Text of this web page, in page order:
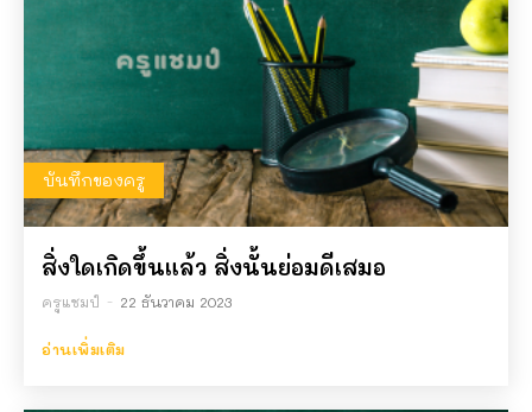
บันทึกของครู
สิ่งใดเกิดขึ้นแล้ว สิ่งนั้นย่อมดีเสมอ
ครูแชมป์ - 22 ธันวาคม 2023
อ่านเพิ่มเติม